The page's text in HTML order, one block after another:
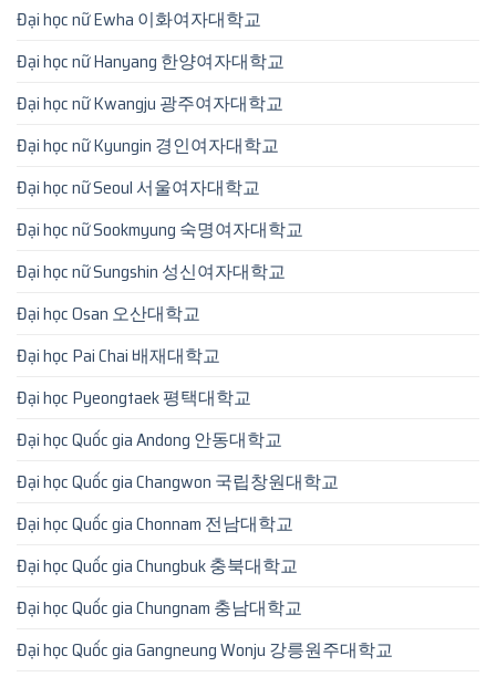
Đại học nữ Ewha 이화여자대학교
Đại học nữ Hanyang 한양여자대학교
Đại học nữ Kwangju 광주여자대학교
Đại học nữ Kyungin 경인여자대학교
Đại học nữ Seoul 서울여자대학교
Đại học nữ Sookmyung 숙명여자대학교
Đại học nữ Sungshin 성신여자대학교
Đại học Osan 오산대학교
Đại học Pai Chai 배재대학교
Đại học Pyeongtaek 평택대학교
Đại học Quốc gia Andong 안동대학교
Đại học Quốc gia Changwon 국립창원대학교
Đại học Quốc gia Chonnam 전남대학교
Đại học Quốc gia Chungbuk 충북대학교
Đại học Quốc gia Chungnam 충남대학교
Đại học Quốc gia Gangneung Wonju 강릉원주대학교